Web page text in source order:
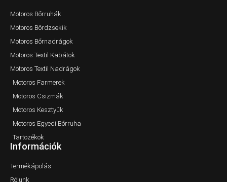
Motoros Bőrruhák
Motoros Bőrdzsekik
Motoros Bőrnadrágok
Motoros Textil Kabátok
Motoros Textil Nadrágok
Motoros Farmerek
Motoros Csizmák
Motoros Kesztyűk
Motoros Egyedi Bőrruha
Tartozékok
Információk
Termékápolás
Rólunk